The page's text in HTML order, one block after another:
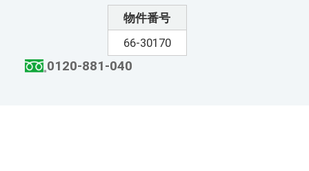
物件番号
66-30170
0120-881-040